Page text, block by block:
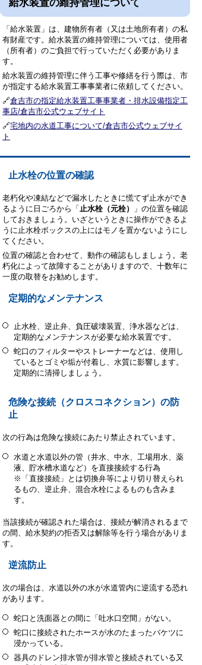
給水装置の維持管理について
「給水装置」は、建物所有者（又は土地所有者）の私
有財産です。給水装置の維持管理については、使用者
（所有者）のご負担で行っていただく必要がありま
す。
給水装置の維持管理に伴う工事や修繕を行う際は、市
が指定する給水装置工事事業者に依頼してください。
🔗倉吉市の指定給水装置工事事業者・排水設備指定工
事店/倉吉市公式ウェブサイト
🔗宅地内の水道工事について/倉吉市公式ウェブサイ
ト
止水栓の位置の確認
老朽化や凍結などで漏水したときに慌てず止水ができ
るように日ごろから「 止水栓（元栓）
」の位置を確認
しておきましょう。いざというときに操作ができるよ
うに止水栓ボックスの上にはモノを置かないようにし
てください。
位置の確認と合わせて、動作の確認もしましょう。老
朽化によって故障することがありますので、十数年に
一度の取替をお勧めします。
定期的なメンテナンス
止水栓、逆止弁、負圧破壊装置、浄水器などは、
定期的なメンテナンスが必要な給水装置です。
蛇口のフィルターやストレーナーなどは、使用し
ているとゴミや垢が付着し、水質に影響します。
定期的に清掃しましょう。
危険な接続（クロスコネクション）の防
止
次の行為は危険な接続にあたり禁止されています。
水道と水道以外の管（井水、中水、工場用水、薬
液、貯水槽水道など）を直接接続する行為
※「直接接続」とは切換弁等により切り替えられ
るもの、逆止弁、混合水栓によるものも含みま
す。
当該接続が確認された場合は、接続が解消されるまで
の間、給水契約の拒否又は解除等を行う場合がありま
す。
逆流防止
次の場合は、水道以外の水が水道管内に逆流する恐れ
があります。
蛇口と洗面器との間に「吐水口空間」がない。
蛇口に接続されたホースが水のたまったバケツに
浸かっている。
器具のドレン排水管が排水管と接続されている又